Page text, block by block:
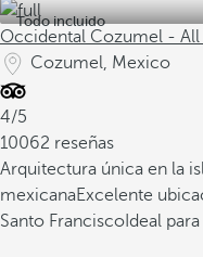
Todo incluido
Occidental Cozumel - All
Cozumel, Mexico
4/5
10062 reseñas
Arquitectura única en la
mexicanaExcelente
Santo Francisco Ideal